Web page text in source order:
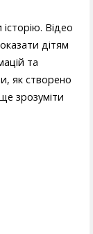
Відео
дітям
та
як створено
зрозуміти